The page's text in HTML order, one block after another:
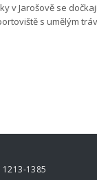
v Jarošově se
s umělým
1213-1385